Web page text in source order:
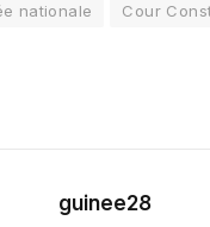
nationale Cour
guinee28